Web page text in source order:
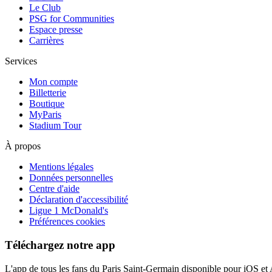
Le Club
PSG for Communities
Espace presse
Carrières
Services
Mon compte
Billetterie
Boutique
MyParis
Stadium Tour
À propos
Mentions légales
Données personnelles
Centre d'aide
Déclaration d'accessibilité
Ligue 1 McDonald's
Préférences cookies
Téléchargez notre app
L'app de tous les fans du Paris Saint-Germain disponible pour iOS et